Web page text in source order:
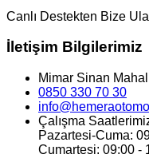
Canlı Destekten Bize
İletişim Bilgilerimiz
Mimar Sinan
0850 330 70 30
Çalışma
Pazartesi-Cuma:
Cumartesi: 09:00 -